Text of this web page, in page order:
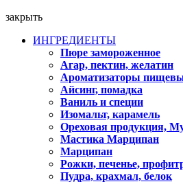
закрыть
ИНГРЕДИЕНТЫ
Пюре замороженное
Агар, пектин, желатин
Ароматизаторы
Айсинг, помадка
Ваниль и специи
Изомальт, карамель
Ореховая продукция,
Мастика Марципан
Марципан
Рожки, печенье,
Пудра, крахмал, белок